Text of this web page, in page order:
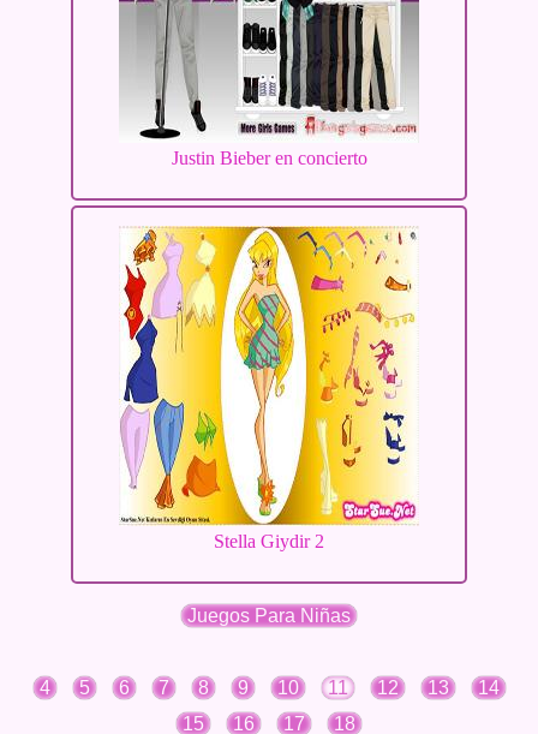
Justin Bieber en concierto
Stella Giydir 2
Juegos Para Niñas
4 5 6 7 8 9 10 11 12 13
14
15
16 17 18